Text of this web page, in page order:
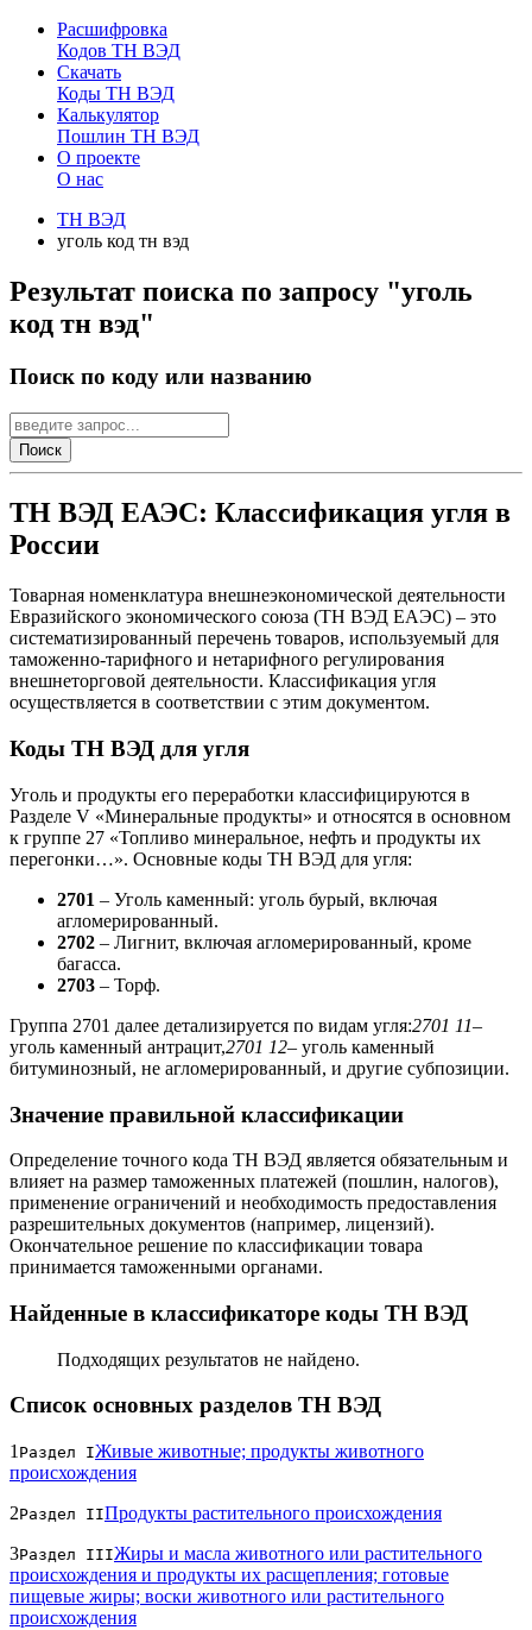
Расшифровка
Кодов ТН ВЭД
Скачать
Коды ТН ВЭД
Калькулятор
Пошлин ТН ВЭД
О проекте
О нас
ТН ВЭД
уголь код тн вэд
Результат поиска по запросу "уголь
код тн вэд"
Поиск по коду или названию
Поиск
ТН ВЭД ЕАЭС: Классификация угля в
России
Товарная номенклатура внешнеэкономической деятельности
Евразийского экономического союза (ТН ВЭД ЕАЭС) – это
систематизированный перечень товаров, используемый для
таможенно-тарифного и нетарифного регулирования
внешнеторговой деятельности. Классификация угля
осуществляется в соответствии с этим документом.
Коды ТН ВЭД для угля
Уголь и продукты его переработки классифицируются в
Разделе V «Минеральные продукты» и относятся в основном
к группе 27 «Топливо минеральное, нефть и продукты их
перегонки…». Основные коды ТН ВЭД для угля:
2701 – Уголь каменный: уголь бурый, включая
агломерированный.
2702 – Лигнит, включая агломерированный, кроме
багасса.
2703 – Торф.
Группа 2701 далее детализируется по видам угля:2701 11–
уголь каменный антрацит,2701 12– уголь каменный
битуминозный, не агломерированный, и другие субпозиции.
Значение правильной классификации
Определение точного кода ТН ВЭД является обязательным и
влияет на размер таможенных платежей (пошлин, налогов),
применение ограничений и необходимость предоставления
разрешительных документов (например, лицензий).
Окончательное решение по классификации товара
принимается таможенными органами.
Найденные в классификаторе коды ТН ВЭД
Подходящих результатов не найдено.
Список основных разделов ТН ВЭД
1 Раздел IЖивые животные; продукты животного
происхождения
2Раздел IIПродукты растительного происхождения
3Раздел IIIЖиры и масла животного или растительного
происхождения и продукты их расщепления; готовые
пищевые жиры; воски животного или растительного
происхождения